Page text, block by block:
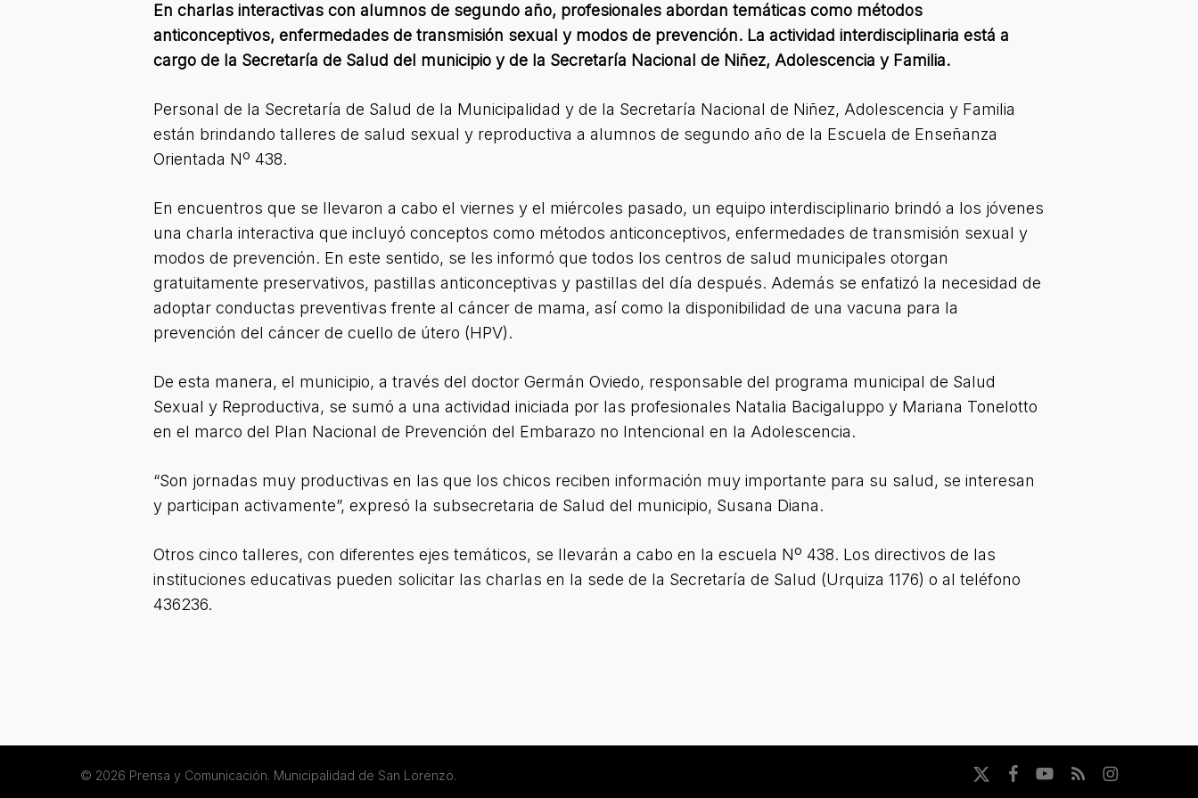
En charlas interactivas con alumnos de segundo año, profesionales abordan temáticas como métodos
anticonceptivos, enfermedades de transmisión sexual y modos de prevención. La actividad interdisciplinaria está a
cargo de la Secretaría de Salud del municipio y de la Secretaría Nacional de Niñez, Adolescencia y Familia.
Personal de la Secretaría de Salud de la Municipalidad y de la Secretaría Nacional de Niñez, Adolescencia y Familia
están brindando talleres de salud sexual y reproductiva a alumnos de segundo año de la Escuela de Enseñanza
Orientada Nº 438.
En encuentros que se llevaron a cabo el viernes y el miércoles pasado, un equipo interdisciplinario brindó a los jóvenes
una charla interactiva que incluyó conceptos como métodos anticonceptivos, enfermedades de transmisión sexual y
modos de prevención. En este sentido, se les informó que todos los centros de salud municipales otorgan
gratuitamente preservativos, pastillas anticonceptivas y pastillas del día después. Además se enfatizó la necesidad de
adoptar conductas preventivas frente al cáncer de mama, así como la disponibilidad de una vacuna para la
prevención del cáncer de cuello de útero (HPV).
De esta manera, el municipio, a través del doctor Germán Oviedo, responsable del programa municipal de Salud
Sexual y Reproductiva, se sumó a una actividad iniciada por las profesionales Natalia Bacigaluppo y Mariana Tonelotto
en el marco del Plan Nacional de Prevención del Embarazo no Intencional en la Adolescencia.
“Son jornadas muy productivas en las que los chicos reciben información muy importante para su salud, se interesan
y participan activamente”, expresó la subsecretaria de Salud del municipio, Susana Diana.
Otros cinco talleres, con diferentes ejes temáticos, se llevarán a cabo en la escuela Nº 438. Los directivos de las
instituciones educativas pueden solicitar las charlas en la sede de la Secretaría de Salud (Urquiza 1176) o al teléfono
436236.
© 2026 Prensa y Comunicación. Municipalidad de San Lorenzo.
x-
facebookyoutube
RSS instagram